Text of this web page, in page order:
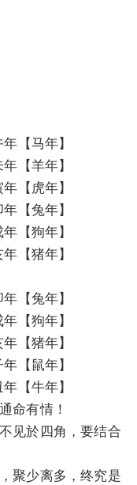
【马年】
【羊年】
【虎年】
【兔年】
【狗年】
【猪年】
【兔年】
【狗年】
【猪年】
【鼠年】
【牛年】
命有情！
见於四角，要结合
聚少离多，终究是